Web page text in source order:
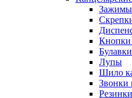
Зажимы
Кнопки
Булавки
Лупы
Шило
Звонки